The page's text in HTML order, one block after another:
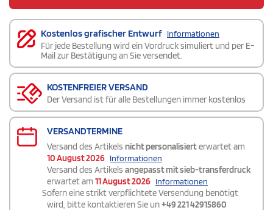
Kostenlos grafischer Entwurf Informationen
Für jede Bestellung wird ein Vordruck simuliert und per E-
Mail zur Bestätigung an Sie versendet.
KOSTENFREIER VERSAND
Der Versand ist für alle Bestellungen immer kostenlos
VERSANDTERMINE
Versand des Artikels nicht personalisierterwartet am
10 August 2026 Informationen
Versand des Artikels angepasst mit sieb-transferdruck
erwartet am 11 August 2026 Informationen
Sofern eine strikt verpflichtete Versendung benötigt
wird, bitte kontaktieren Sie un+49 221 42915860